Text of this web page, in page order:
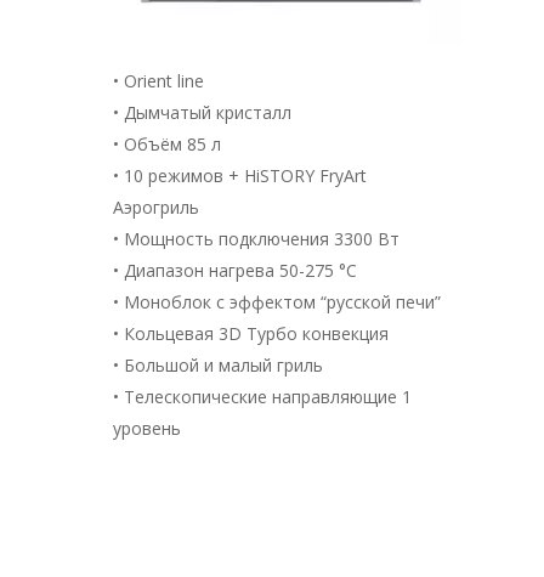
• Orient line
• Дымчатый кристалл
• Объём 85 л
• 10 режимов + HiSTORY FryArt
Аэрогриль
• Мощность подключения 3300 Вт
• Диапазон нагрева 50-275 °С
• Моноблок с эффектом “русской печи”
• Кольцевая 3D Турбо конвекция
• Большой и малый гриль
• Телескопические направляющие 1
уровень